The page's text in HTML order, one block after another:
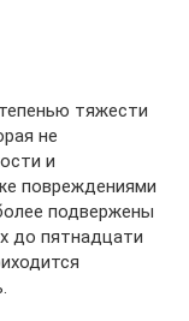
тяжести
не
и
повреждениями
подвержены
до пятнадцати